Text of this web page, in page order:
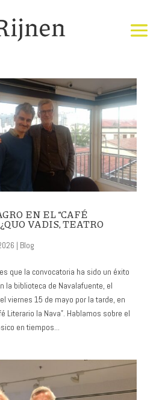
EN EL “CAFÉ
VADIS, TEATRO
| Blog
que la convocatoria ha sido un éxito
la biblioteca de Navalafuente, el
viernes 15 de mayo por la tarde, en
Literario la Nava”. Hablamos sobre el
en tiempos...